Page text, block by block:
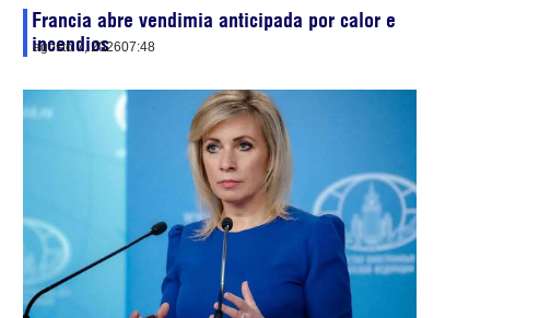
Francia abre vendimia anticipada por calor e
incendios
agosto 7, 202607:48